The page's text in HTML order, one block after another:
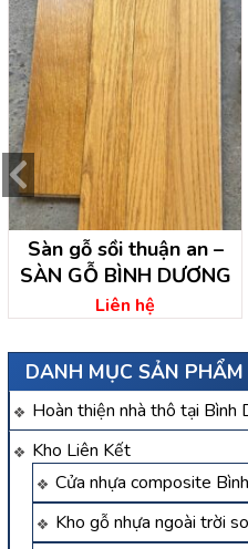
DANH MỤC SẢN PHẨM
Hoàn thiện nhà thô tại Bình
Kho Liên Kết
Cửa nhựa composite
Kho gỗ nhựa ngoài trời
Sàn gỗ sồi thuận an –
SÀN GỖ BÌNH DƯƠNG
Liên hệ